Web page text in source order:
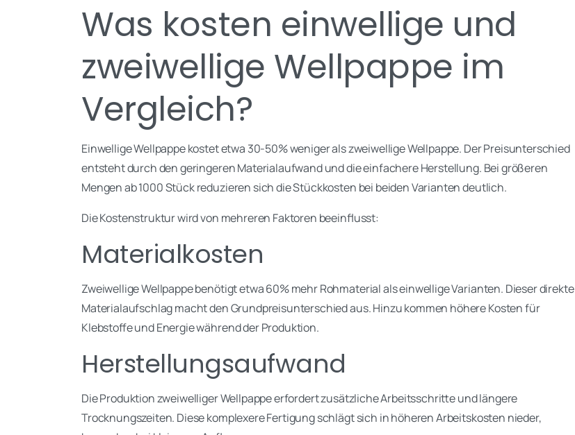
Was kosten einwellige und
zweiwellige Wellpappe im
Vergleich?
Einwellige Wellpappe kostet etwa 30-50% weniger als zweiwellige Wellpappe. Der Preisunterschied
entsteht durch den geringeren Materialaufwand und die einfachere Herstellung. Bei größeren
Mengen ab 1000 Stück reduzieren sich die Stückkosten bei beiden Varianten deutlich.
Die Kostenstruktur wird von mehreren Faktoren beeinflusst:
Materialkosten
Zweiwellige Wellpappe benötigt etwa 60% mehr Rohmaterial als einwellige Varianten. Dieser direkte
Materialaufschlag macht den Grundpreisunterschied aus. Hinzu kommen höhere Kosten für
Klebstoffe und Energie während der Produktion.
Herstellungsaufwand
Die Produktion zweiwelliger Wellpappe erfordert zusätzliche Arbeitsschritte und längere
Trocknungszeiten. Diese komplexere Fertigung schlägt sich in höheren Arbeitskosten nieder,